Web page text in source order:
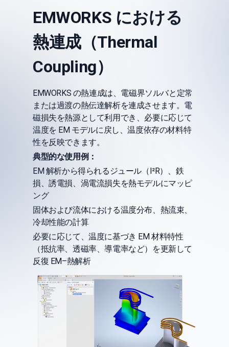
EMWORKS における
熱連成（Thermal
Coupling）
EMWORKS の熱連成は、電磁界ソルバと定常
または過渡の熱伝達解析を連成させます。電
磁損失を熱源として利用でき、必要に応じて
温度を EM モデルに戻し、温度依存の材料特
性を反映できます。
典型的な使用例：
EM 解析から得られるジュール（I²R）、鉄
損、誘電損、渦電流損失を熱モデルにマッピ
ング
固体および流体における温度分布、熱流束、
冷却性能の計算
必要に応じて、温度に基づき EM 材料特性
（抵抗率、透磁率、導電率など）を更新して
反復 EM–熱解析